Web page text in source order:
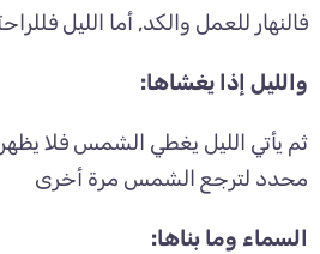
فالنهار للعمل والكد, أما الليل
والليل إذا يغشاها:
ثم يأتي الليل يغطي الشمس فلا
محدد لترجع الشمس مرة أخرى
السماء وما بناها: